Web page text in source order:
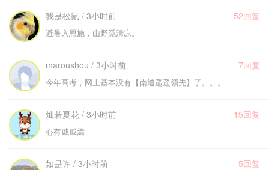
我是松鼠 / 3小时前 52回复
避暑入恩施，山野觅清凉。
maroushou / 3小时前 7回复
今年高考，网上基本没有【南通遥遥领先】了。。。
灿若夏花 / 3小时前 15回复
心有戚戚焉
如是许 / 3小时前 5回复